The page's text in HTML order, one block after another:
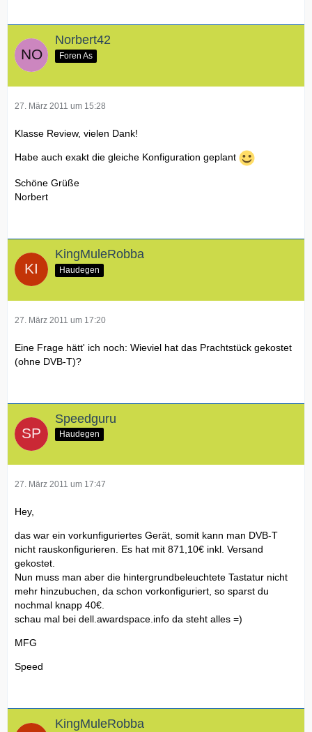
Norbert42
Foren As
27. März 2011 um 15:28
Klasse Review, vielen Dank!
Habe auch exakt die gleiche Konfiguration geplant
Schöne Grüße
Norbert
KingMuleRobba
Haudegen
27. März 2011 um 17:20
Eine Frage hätt' ich noch: Wieviel hat das Prachtstück gekostet
(ohne DVB-T)?
Speedguru
Haudegen
27. März 2011 um 17:47
Hey,
das war ein vorkunfiguriertes Gerät, somit kann man DVB-T
nicht rauskonfigurieren. Es hat mit 871,10€ inkl. Versand
gekostet.
Nun muss man aber die hintergrundbeleuchtete Tastatur nicht
mehr hinzubuchen, da schon vorkonfiguriert, so sparst du
nochmal knapp 40€.
schau mal bei dell.awardspace.info da steht alles =)
MFG
Speed
KingMuleRobba